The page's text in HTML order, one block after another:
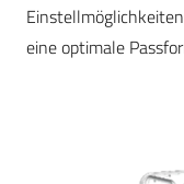
eine optimale